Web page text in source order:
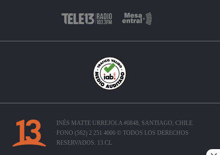
INÉS MATTE URREJOLA #0848, SANTIAGO, CHILE
FONO (562) 2 251 4000 © TODOS LOS DERECHOS
RESERVADOS. 13.CL